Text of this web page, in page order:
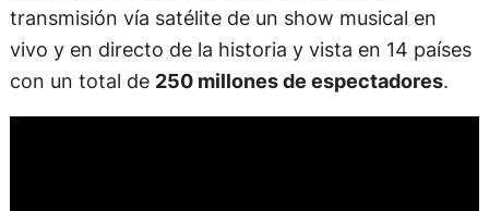
transmisión vía satélite de un show musical en
vivo y en directo de la historia y vista en 14 países
con un total de 250 millones de espectadores.